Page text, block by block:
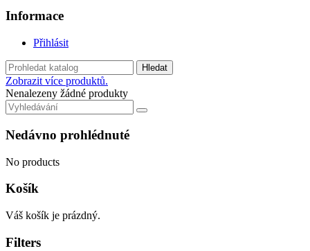
Informace
Přihlásit
Hledat
Zobrazit více produktů.
Nenalezeny žádné produkty
Nedávno prohlédnuté
No products
Košík
Váš košík je prázdný.
Filters